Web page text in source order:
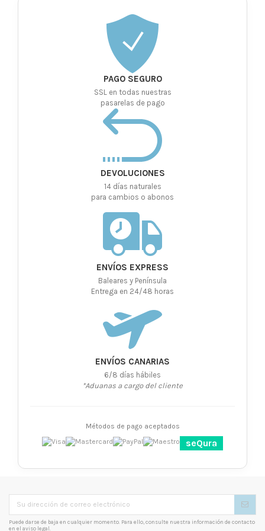
PAGO SEGURO
SSL en todas nuestras
pasarelas de pago
DEVOLUCIONES
14 días naturales
para cambios o abonos
ENVÍOS EXPRESS
Baleares y Península
Entrega en 24/48 horas
ENVÍOS CANARIAS
6/8 días hábiles
*Aduanas a cargo del cliente
Métodos de pago aceptados
seQura
Puede darse de baja en cualquier momento. Para ello, consulte nuestra información de contacto
en el aviso legal.